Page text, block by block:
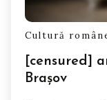
Cultură
[censured]
Brașov